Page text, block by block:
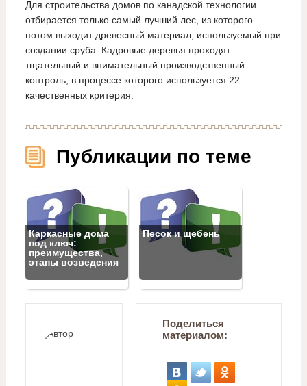
Для строительства домов по канадской технологии
отбирается только самый лучший лес, из которого
потом выходит древесный материал, используемый при
создании сруба. Кадровые деревья проходят
тщательный и внимательный производственный
контроль, в процессе которого используется 22
качественных критерия.
Публикации по теме
Каркасные дома
под ключ:
преимущества,
этапы возведения
Песок и щебень
Поделиться
материалом: